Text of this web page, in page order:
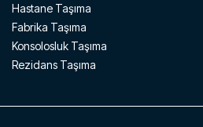
Hastane Taşıma
Fabrika Taşıma
Konsolosluk Taşıma
Rezidans Taşıma